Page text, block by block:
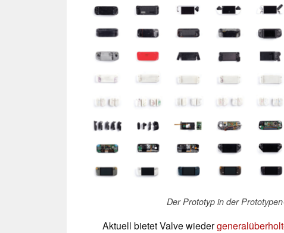
Der Prototyp in der
Aktuell bietet Valve wieder